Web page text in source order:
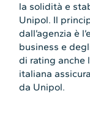
la solidità e
Unipol. Il
dall’agenzia è
business e
di rating anche
italiana
da Unipol.